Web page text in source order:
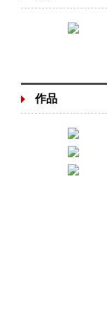
作品